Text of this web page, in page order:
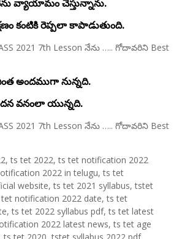
వ్యాయామం చేస్తున్నాను.
కంటికి రెప్పలా కాపాడుతుంది.
2021 7th Lesson నేను ….. గోదావరిని Best
అందముగా నున్నది.
వనంలా యున్నది.
2021 7th Lesson నేను ….. గోదావరిని Best
ts tet 2022, ts tet notification 2022
2022 in telugu, ts tet
website, ts tet 2021 syllabus, tstet
notification 2022 date, ts tet
ts tet 2022 syllabus pdf, ts tet latest
2022 latest news, ts tet age